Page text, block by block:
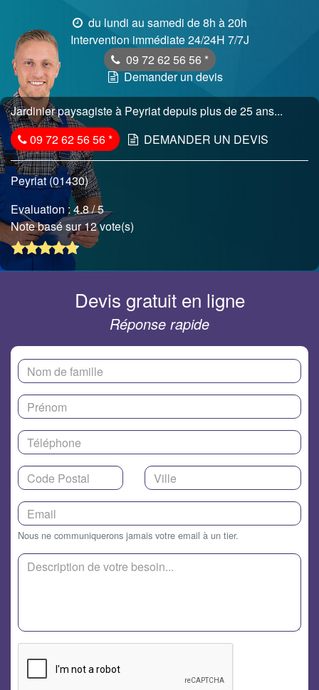
du lundi au samedi de 8h à 20h
Intervention immédiate 24/24H 7/7J
09 72 62 56 56 *
Demander un devis
Jardinier paysagiste à Peyriat depuis plus de 25 ans...
09 72 62 56 56* DEMANDER UN DEVIS
Peyriat (01430)
Evaluation :4.8/ 5
Note basé sur 12 vote(s)
Devis gratuit en ligne
Réponse rapide
Nous ne communiquerons jamais votre email à un tier.